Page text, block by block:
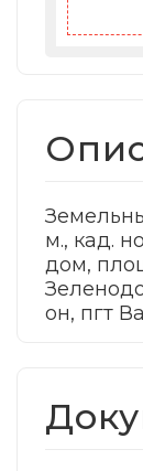
м., кад.
дом,
он, пгт